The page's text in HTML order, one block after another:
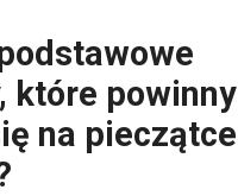
które powinny
na pieczątce